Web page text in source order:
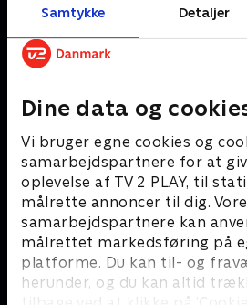
Samtykke Detaljer
Dine data og
Vi bruger egne cookies og
samarbejdspartnere for at
oplevelse af TV 2 PLAY, til
målrette annoncer til dig.
samarbejdspartnere kan
målrettet markedsføring på
platforme. Du kan til- og
herunder, og du kan altid
Andre så også
Miniteve: På bondegården
Børneserier • 1 sæsoner